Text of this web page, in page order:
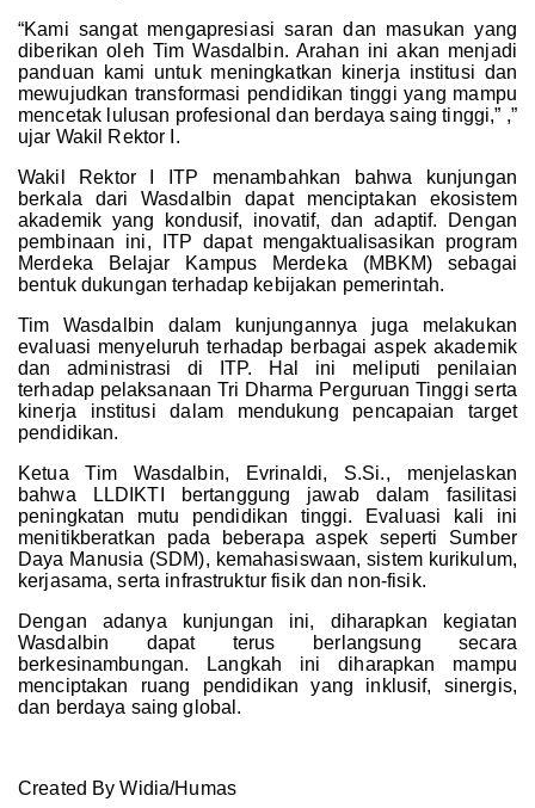
“Kami sangat mengapresiasi saran dan masukan yang
diberikan oleh Tim Wasdalbin. Arahan ini akan menjadi
panduan kami untuk meningkatkan kinerja institusi dan
mewujudkan transformasi pendidikan tinggi yang mampu
mencetak lulusan profesional dan berdaya saing tinggi,” ,”
ujar Wakil Rektor I.
Wakil Rektor I ITP menambahkan bahwa kunjungan
berkala dari Wasdalbin dapat menciptakan ekosistem
akademik yang kondusif, inovatif, dan adaptif. Dengan
pembinaan ini, ITP dapat mengaktualisasikan program
Merdeka Belajar Kampus Merdeka (MBKM) sebagai
bentuk dukungan terhadap kebijakan pemerintah.
Tim Wasdalbin dalam kunjungannya juga melakukan
evaluasi menyeluruh terhadap berbagai aspek akademik
dan administrasi di ITP. Hal ini meliputi penilaian
terhadap pelaksanaan Tri Dharma Perguruan Tinggi serta
kinerja institusi dalam mendukung pencapaian target
pendidikan.
Ketua Tim Wasdalbin, Evrinaldi, S.Si., menjelaskan
bahwa LLDIKTI bertanggung jawab dalam fasilitasi
peningkatan mutu pendidikan tinggi. Evaluasi kali ini
menitikberatkan pada beberapa aspek seperti Sumber
Daya Manusia (SDM), kemahasiswaan, sistem kurikulum,
kerjasama, serta infrastruktur fisik dan non-fisik.
Dengan adanya kunjungan ini, diharapkan kegiatan
Wasdalbin dapat terus berlangsung secara
berkesinambungan. Langkah ini diharapkan mampu
menciptakan ruang pendidikan yang inklusif, sinergis,
dan berdaya saing global.
Created By Widia/Humas